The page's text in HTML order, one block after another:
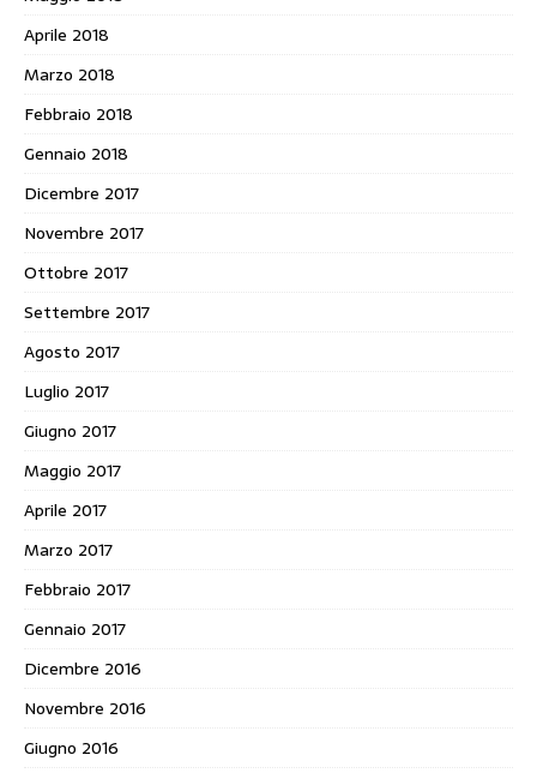
Aprile 2018
Marzo 2018
Febbraio 2018
Gennaio 2018
Dicembre 2017
Novembre 2017
Ottobre 2017
Settembre 2017
Agosto 2017
Luglio 2017
Giugno 2017
Maggio 2017
Aprile 2017
Marzo 2017
Febbraio 2017
Gennaio 2017
Dicembre 2016
Novembre 2016
Giugno 2016